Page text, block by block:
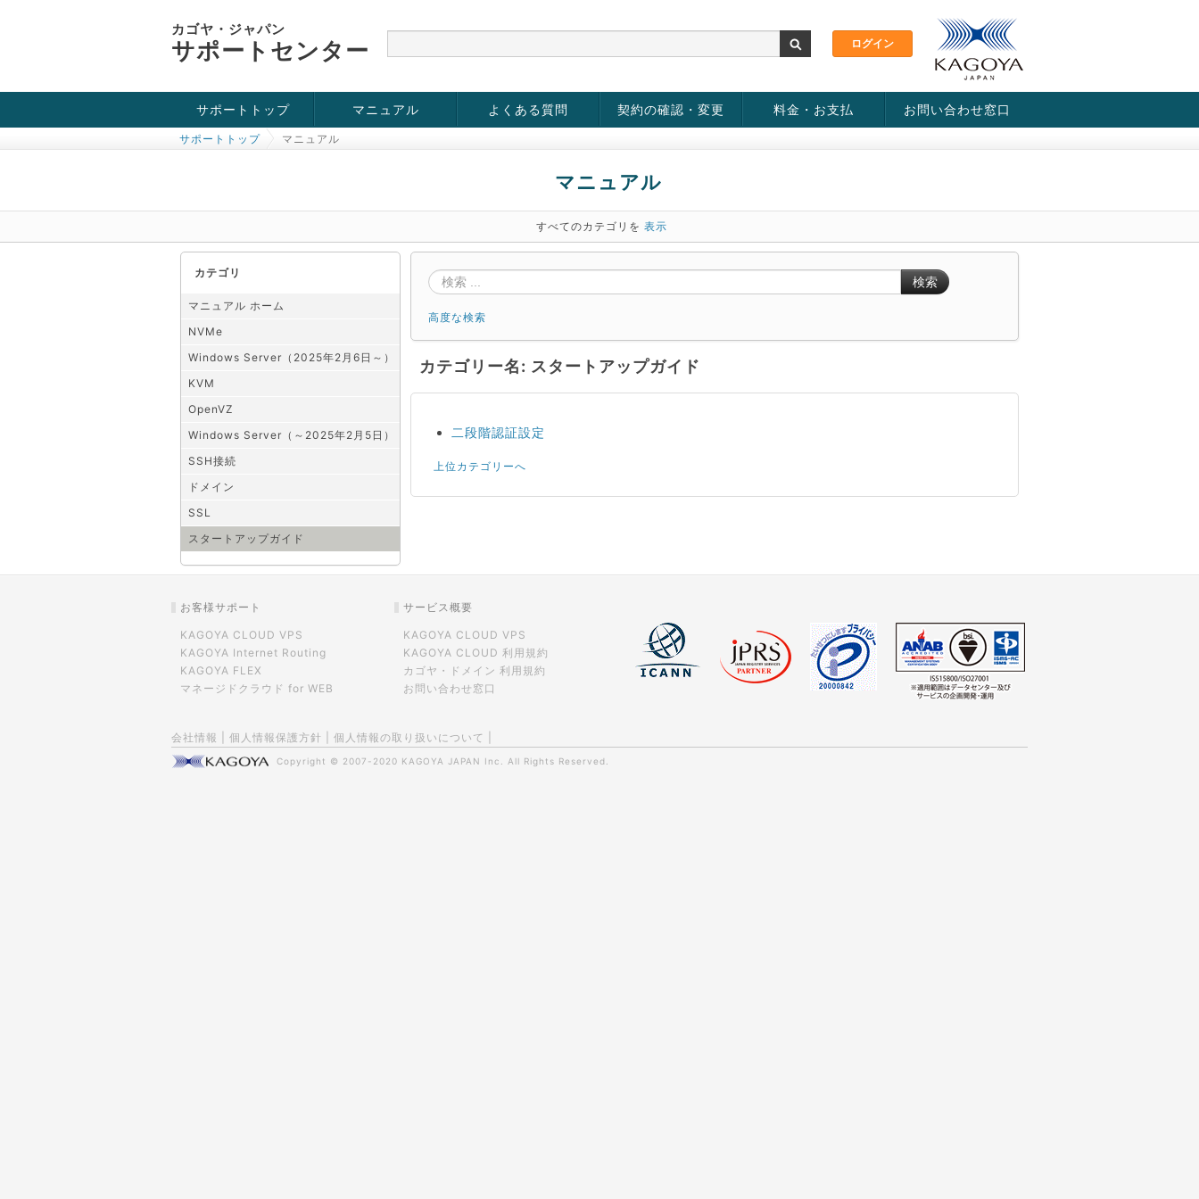
カゴヤ・ジャパン
サポートセンター
サポートトップ
お役立ち情報
チュートリアル
障害・メンテナンス情報
マニュアル
KVM
OpenVZ
Windows Server
SSH接続
ドメイン
SSL
よくある質問 契約の確認・変更 料金・お支払 お問い合わせ窓口
サポートトップ マニュアル
マニュアル
すべてのカテゴリを 表示
カテゴリ
マニュアル ホーム
NVMe
Windows Server（2025年2月6日～）
KVM
OpenVZ
Windows Server（～2025年2月5日）
SSH接続
ドメイン
SSL
スタートアップガイド
検索
高度な検索
カテゴリー名: スタートアップガイド
二段階認証設定
上位カテゴリーへ
お客様サポート
KAGOYA CLOUD VPS
KAGOYA Internet Routing
KAGOYA FLEX
マネージドクラウド for WEB
サービス概要
KAGOYA CLOUD VPS
KAGOYA CLOUD 利用規約
カゴヤ・ドメイン 利用規約
お問い合わせ窓口
会社情報 個人情報保護方針 個人情報の取り扱いについて
Copyright © 2007-2020 KAGOYA JAPAN Inc. All Rights Reserved.